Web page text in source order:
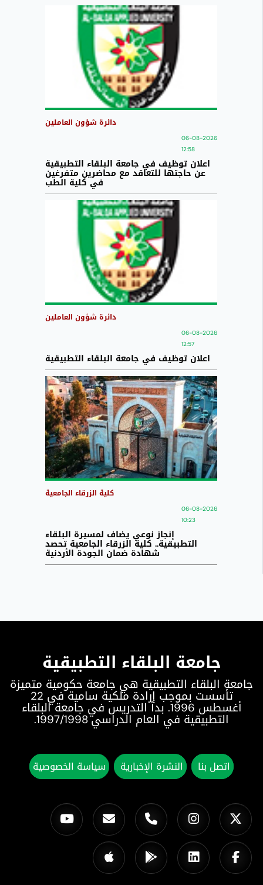
دائرة شؤون العاملين
06-08-2026
12:58
اعلان توظيف في جامعة البلقاء التطبيقية
عن حاجتها للتعاقد مع محاضرين متفرغين
في كلية الطب
دائرة شؤون العاملين
06-08-2026
12:57
اعلان توظيف في جامعة البلقاء التطبيقية
كلية الزرقاء الجامعية
06-08-2026
10:23
إنجاز نوعي يضاف لمسيرة البلقاء
التطبيقية.. كلية الزرقاء الجامعية تحصد
شهادة ضمان الجودة الأردنية
جامعة البلقاء التطبيقية
جامعة البلقاء التطبيقية هي جامعة حكومية متميزة
تأسست بموجب إرادة ملكية سامية في 22
أغسطس 1996. بدأ التدريس في جامعة البلقاء
التطبيقية في العام الدراسي 1997/1998.
اتصل بنا النشرة الإخبارية سياسة الخصوصية